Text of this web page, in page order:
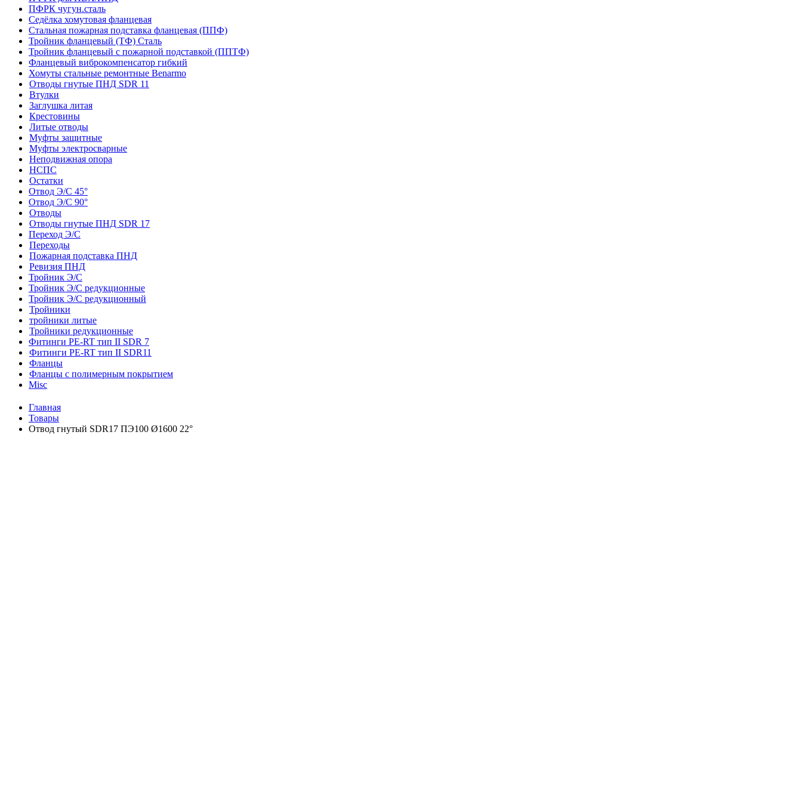
ПФРК чугун.сталь
Седёлка хомутовая фланцевая
Стальная пожарная подставка фланцевая (ППФ)
Тройник фланцевый (ТФ) Сталь
Тройник фланцевый с пожарной подставкой (ППТФ)
Фланцевый виброкомпенсатор гибкий
Хомуты стальные ремонтные Benarmo
Отводы гнутые ПНД SDR 11
Втулки
Заглушка литая
Крестовины
Литые отводы
Муфты защитные
Муфты электросварные
Неподвижная опора
НСПС
Остатки
Отвод Э/С 45°
Отвод Э/С 90°
Отводы
Отводы гнутые ПНД SDR 17
Переход Э/С
Переходы
Пожарная подставка ПНД
Ревизия ПНД
Тройник Э/С
Тройник Э/С редукционные
Тройник Э/С редукционный
Тройники
тройники литые
Тройники редукционные
Фитинги PE-RT тип II SDR 7
Фитинги PE-RT тип II SDR11
Фланцы
Фланцы с полимерным покрытием
Misc
Главная
Товары
Отвод гнутый SDR17 ПЭ100 Ø1600 22°